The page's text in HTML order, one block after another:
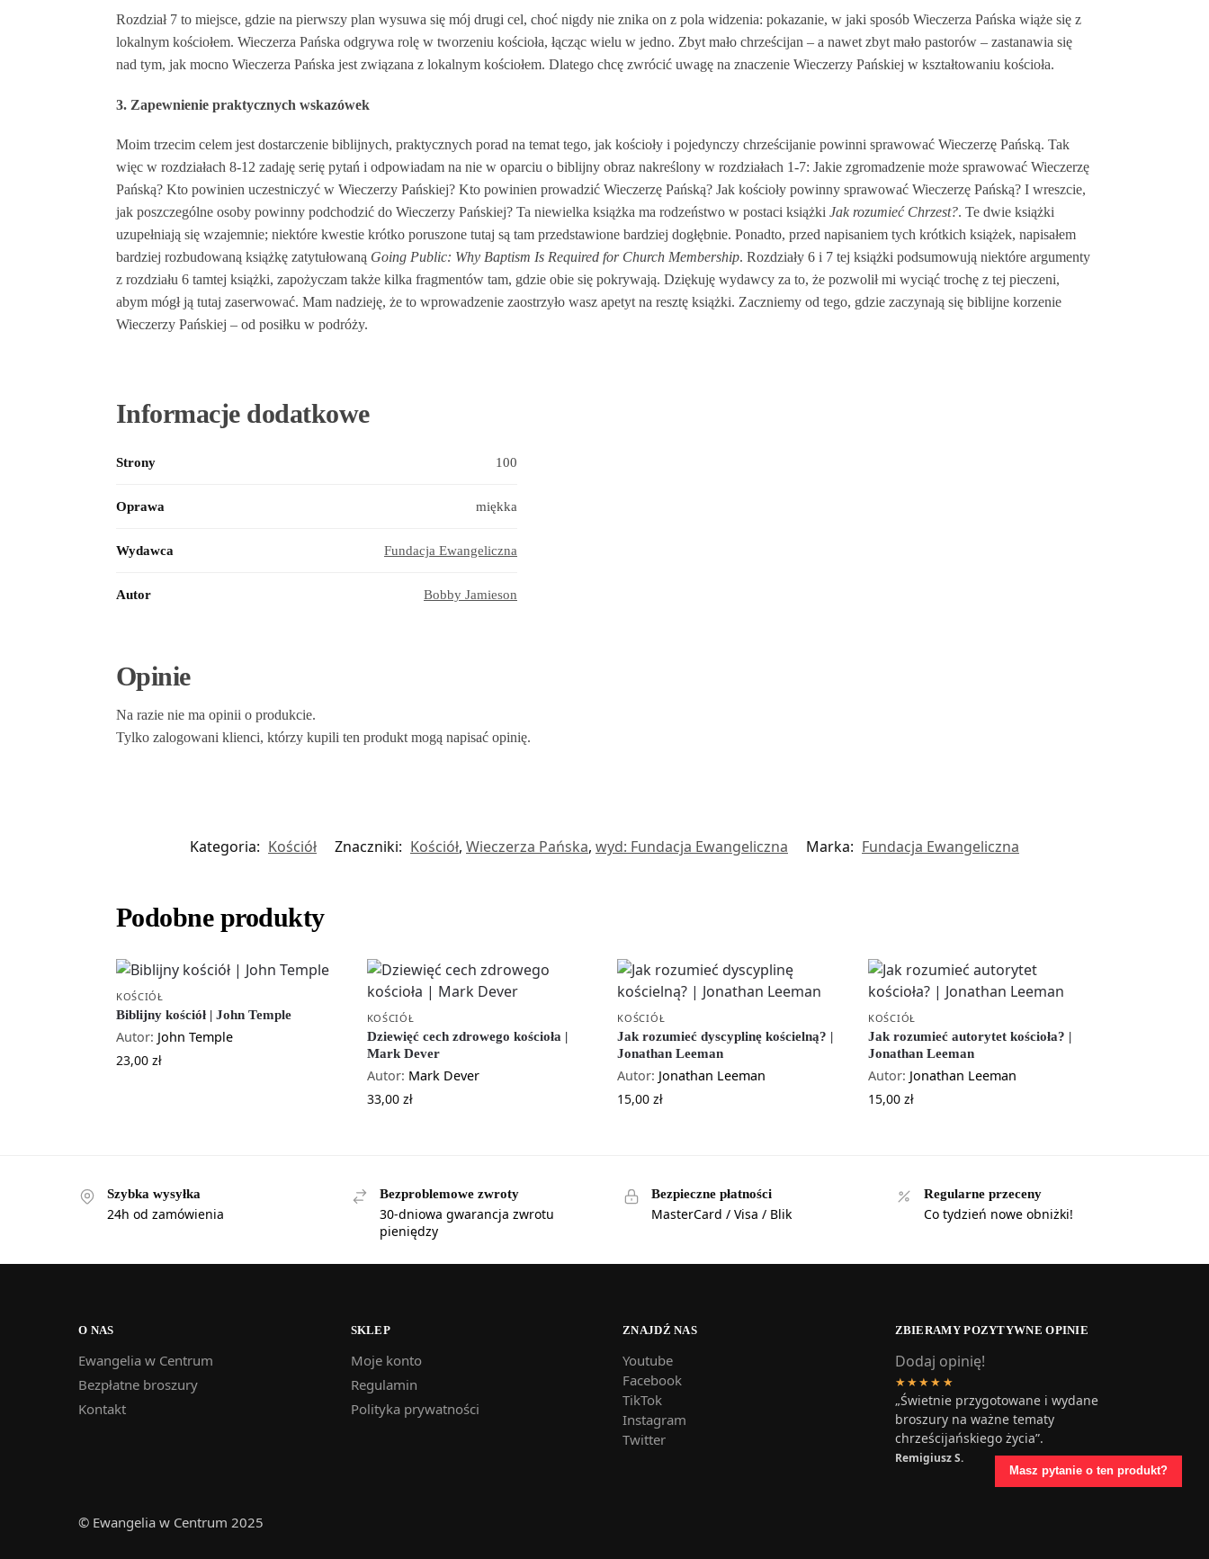
Masz pytanie o ten produkt?
Rozdział 7 to miejsce, gdzie na pierwszy plan wysuwa się mój drugi cel, choć nigdy nie znika on z pola widzenia: pokazanie, w jaki sposób Wieczerza Pańska wiąże się z
lokalnym kościołem. Wieczerza Pańska odgrywa rolę w tworzeniu kościoła, łącząc wielu w jedno. Zbyt mało chrześcijan – a nawet zbyt mało pastorów – zastanawia się
nad tym, jak mocno Wieczerza Pańska jest związana z lokalnym kościołem. Dlatego chcę zwrócić uwagę na znaczenie Wieczerzy Pańskiej w kształtowaniu kościoła.
3. Zapewnienie praktycznych wskazówek
Moim trzecim celem jest dostarczenie biblijnych, praktycznych porad na temat tego, jak kościoły i pojedynczy chrześcijanie powinni sprawować Wieczerzę Pańską. Tak
więc w rozdziałach 8-12 zadaję serię pytań i odpowiadam na nie w oparciu o biblijny obraz nakreślony w rozdziałach 1-7: Jakie zgromadzenie może sprawować Wieczerzę
Pańską? Kto powinien uczestniczyć w Wieczerzy Pańskiej? Kto powinien prowadzić Wieczerzę Pańską? Jak kościoły powinny sprawować Wieczerzę Pańską? I wreszcie,
jak poszczególne osoby powinny podchodzić do Wieczerzy Pańskiej? Ta niewielka książka ma rodzeństwo w postaci książki Jak rozumieć Chrzest?. Te dwie książki
uzupełniają się wzajemnie; niektóre kwestie krótko poruszone tutaj są tam przedstawione bardziej dogłębnie. Ponadto, przed napisaniem tych krótkich książek, napisałem
bardziej rozbudowaną książkę zatytułowaną GoingPublic: Why Baptism Is Required for Church Membership. Rozdziały 6 i 7 tej książki podsumowują niektóre argumenty
z rozdziału 6 tamtej książki, zapożyczam także kilka fragmentów tam, gdzie obie się pokrywają. Dziękuję wydawcy za to, że pozwolił mi wyciąć trochę z tej pieczeni,
abym mógł ją tutaj zaserwować. Mam nadzieję, że to wprowadzenie zaostrzyło wasz apetyt na resztę książki. Zaczniemy od tego, gdzie zaczynają się biblijne korzenie
Wieczerzy Pańskiej – od posiłku w podróży.
Informacje dodatkowe
Strony 100
Oprawa miękka
Wydawca Fundacja Ewangeliczna
Autor Bobby Jamieson
Opinie
Na razie nie ma opinii o produkcie.
Tylko zalogowani klienci, którzy kupili ten produkt mogą napisać opinię.
Kategoria: Kościół Znaczniki: Kościół, Wieczerza Pańska, wyd: Fundacja Ewangeliczna Marka: Fundacja Ewangeliczna
Podobne produkty
KOŚCIÓŁ
Biblijny kościół | John Temple
Autor: John Temple
23,00 zł
KOŚCIÓŁ
Dziewięć cech zdrowego kościoła |
Mark Dever
Autor: Mark Dever
33,00 zł
KOŚCIÓŁ
Jak rozumieć dyscyplinę kościelną? |
Jonathan Leeman
Autor: Jonathan Leeman
15,00zł
KOŚCIÓŁ
Jak rozumieć autorytet kościoła? |
Jonathan Leeman
Autor: Jonathan Leeman
15,00zł
Szybka wysyłka
24h od zamówienia
Bezproblemowe zwroty
30-dniowa gwarancja zwrotu
pieniędzy
Bezpieczne płatności
MasterCard / Visa / Blik
Regularne przeceny
Co tydzień nowe obniżki!
O NAS
Ewangelia w Centrum
Bezpłatne broszury
Kontakt
SKLEP
Moje konto
Regulamin
Polityka prywatności
ZNAJDŹ NAS
Youtube
Facebook
TikTok
Instagram
Twitter
ZBIERAMY POZYTYWNE OPINIE
Dodaj opinię!
★★★★★
„Świetnie przygotowane i wydane
broszury na ważne tematy
chrześcijańskiego życia”.
Remigiusz S.
© Ewangelia w Centrum 2025